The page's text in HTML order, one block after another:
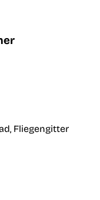
Fliegengitter